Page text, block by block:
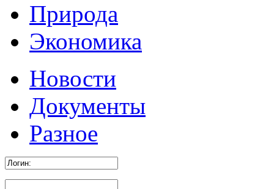
Природа
Экономика
Новости
Документы
Разное